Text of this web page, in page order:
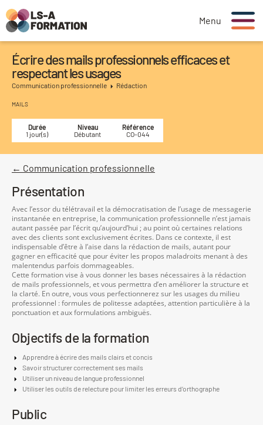
Menu
Écrire des mails professionnels efficaces et
respectant les usages
Communication professionnelle Rédaction
MAILS
Durée
1 jour(s)
Niveau
Débutant
Référence
CO-044
← Communication professionnelle
Présentation
Avec l’essor du télétravail et la démocratisation de l’usage de messagerie
instantanée en entreprise, la communication professionnelle n’est jamais
autant passée par l’écrit qu’aujourd’hui ; au point où certaines relations
avec des clients sont exclusivement écrites. Dans ce contexte, il est
indispensable d’être à l’aise dans la rédaction de mails, autant pour
gagner en efficacité que pour éviter les propos maladroits menant à des
malentendus parfois dommageables.
Cette formation vise à vous donner les bases nécessaires à la rédaction
de mails professionnels, et vous permettra d’en améliorer la structure et
la clarté. En outre, vous vous perfectionnerez sur les usages du milieu
professionnel : formules de politesse adaptées, attention particulière à la
ponctuation et aux formulations ambiguës.
Objectifs de la formation
Apprendre à écrire des mails clairs et concis
Savoir structurer correctement ses mails
Utiliser un niveau de langue professionnel
Utiliser les outils de relecture pour limiter les erreurs d’orthographe
Public